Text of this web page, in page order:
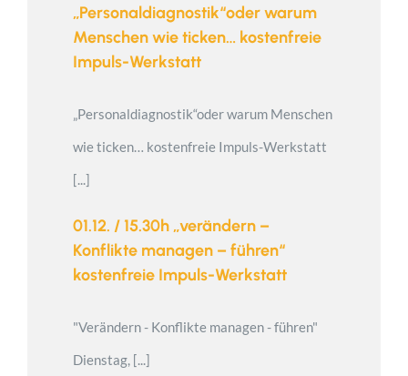
„Personaldiagnostik“oder warum
Menschen wie ticken… kostenfreie
Impuls-Werkstatt
„Personaldiagnostik“oder warum Menschen
wie ticken… kostenfreie Impuls-Werkstatt
[...]
01.12. / 15.30h „verändern –
Konflikte managen – führen“
kostenfreie Impuls-Werkstatt
"Verändern - Konflikte managen - führen"
Dienstag, [...]